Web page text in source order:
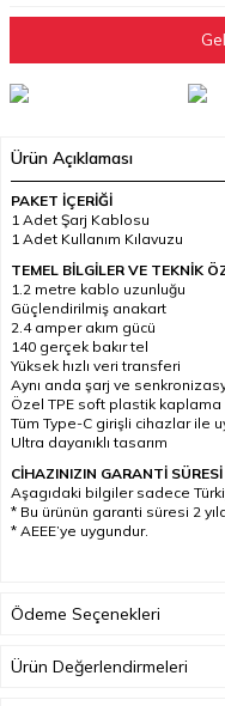
Ürün Açıklaması
PAKET İÇERİĞİ
1 Adet Şarj Kablosu
1 Adet Kullanım Kılavuzu
TEMEL BİLGİLER VE TEKNİK
1.2 metre kablo uzunluğu
Güçlendirilmiş anakart
2.4 amper akım gücü
140 gerçek bakır tel
Yüksek hızlı veri transferi
Aynı anda şarj ve
Özel TPE soft plastik kaplama
Tüm Type-C girişli cihazlar ile
Ultra dayanıklı tasarım
CİHAZINIZIN GARANTİ SÜRESİ
Aşagıdaki bilgiler sadece
* Bu ürünün garanti süresi 2
* AEEE’ye uygundur.
Ödeme Seçenekleri
Ürün Değerlendirmeleri